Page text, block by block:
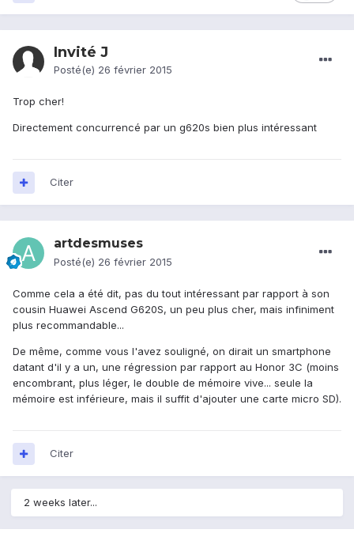
Invité J
Posté(e) 26 février 2015
Trop cher!
Directement concurrencé par un g620s bien plus intéressant
Citer
artdesmuses
Posté(e) 26 février 2015
Comme cela a été dit, pas du tout intéressant par rapport à son
cousin Huawei Ascend G620S, un peu plus cher, mais infiniment
plus recommandable...
De même, comme vous l'avez souligné, on dirait un smartphone
datant d'il y a un, une régression par rapport au Honor 3C (moins
encombrant, plus léger, le double de mémoire vive... seule la
mémoire est inférieure, mais il suffit d'ajouter une carte micro SD).
Citer
2 weeks later...